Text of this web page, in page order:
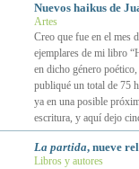
Nuevos haikus de
Artes
Creo que fue en el mes
ejemplares de mi libro
en dicho género
publiqué un total de 75
ya en una posible
escritura, y aquí dejo
La partida, nueve
Libros y autores